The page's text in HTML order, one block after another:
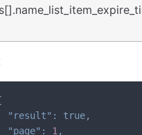
"result" : true,
"page" : 1,